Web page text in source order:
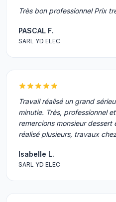
Très bon professionnel Prix
PASCAL F.
SARL YD ELEC
Travail réalisé un grand
minutie. Très, professionnel
remercions monsieur dessert
réalisé plusieurs, travaux
Isabelle L.
SARL YD ELEC